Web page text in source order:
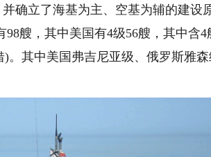
确立了海基为主、空基为辅的建设
，其中美国有4级56艘，其中含4
。其中美国弗吉尼亚级、俄罗斯雅